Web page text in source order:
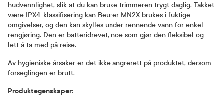
hudvennlighet, slik at du kan bruke trimmeren trygt daglig. Takket
være IPX4-klassifisering kan Beurer MN2X brukes i fuktige
omgivelser, og den kan skylles under rennende vann for enkel
rengjøring. Den er batteridrevet, noe som gjør den fleksibel og
lett å ta med på reise.
Av hygieniske årsaker er det ikke angrerett på produktet, dersom
forseglingen er brutt.
Produktegenskaper: